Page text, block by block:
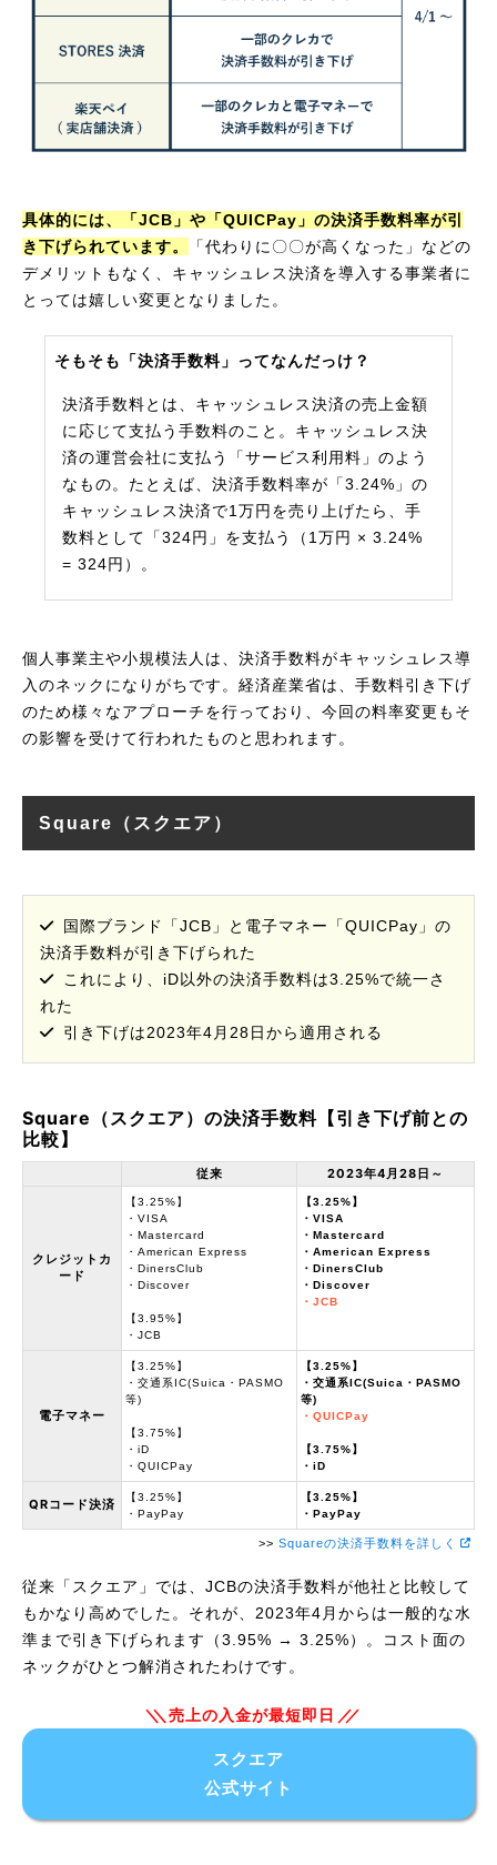
具体的には、「JCB」や「QUICPay」の決済手数料率が引
き下げられています。
「代わりに〇〇が高くなった」などの
デメリットもなく、キャッシュレス決済を導入する事業者に
とっては嬉しい変更となりました。
そもそも「決済手数料」ってなんだっけ？
決済手数料とは、キャッシュレス決済の売上金額
に応じて支払う手数料のこと。キャッシュレス決
済の運営会社に支払う「サービス利用料」のよう
なもの。たとえば、決済手数料率が「3.24%」の
キャッシュレス決済で1万円を売り上げたら、手
数料として「324円」を支払う（1万円 × 3.24%
= 324円）。
個人事業主や小規模法人は、決済手数料がキャッシュレス導
入のネックになりがちです。経済産業省は、手数料引き下げ
のため様々なアプローチを行っており、今回の料率変更もそ
の影響を受けて行われたものと思われます。
Square（スクエア）
国際ブランド「JCB」と電子マネー「QUICPay」の
決済手数料が引き下げられた
これにより、iD以外の決済手数料は3.25%で統一さ
れた
引き下げは2023年4月28日から適用される
Square（スクエア）の決済手数料【引き下げ前との
比較】
従来 2023年4月28日～
クレジットカ
ード
【3.25%】
・VISA
・Mastercard
・American Express
・DinersClub
・Discover
【3.95%】
・JCB
【3.25%】
・VISA
・Mastercard
・American Express
・DinersClub
・Discover
・JCB
電子マネー
【3.25%】
・交通系IC(Suica・PASMO
等)
【3.75%】
・iD
・QUICPay
【3.25%】
・交通系IC(Suica・PASMO
等)
・QUICPay
【3.75%】
・iD
QRコード決済
【3.25%】
・PayPay
【3.25%】
・PayPay
>> Squareの決済手数料を詳しく
従来「スクエア」では、JCBの決済手数料が他社と比較して
もかなり高めでした。それが、2023年4月からは一般的な水
準まで引き下げられます（3.95% → 3.25%）。コスト面の
ネックがひとつ解消されたわけです。
売上の入金が最短即日
スクエア
公式サイト